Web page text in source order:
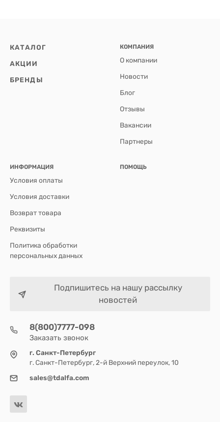
КАТАЛОГ
АКЦИИ
БРЕНДЫ
КОМПАНИЯ
О компании
Новости
Блог
Отзывы
Вакансии
Партнеры
ИНФОРМАЦИЯ
Условия оплаты
Условия доставки
Возврат товара
Реквизиты
Политика обработки
персональных данных
ПОМОЩЬ
Подпишитесь на нашу рассылку
новостей
8(800)7777-098
Заказать звонок
г. Санкт-Петербург
г. Санкт-Петербург, 2-й Верхний переулок, 10
sales@tdalfa.com